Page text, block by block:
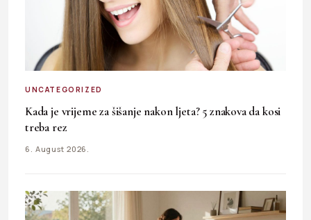
UNCATEGORIZED
Kada je vrijeme za šišanje nakon ljeta? 5 znakova da kosi
treba rez
6. August 2026.